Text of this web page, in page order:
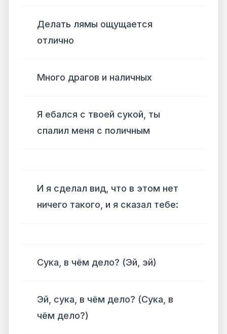
Делать лямы ощущается
отлично
Много драгов и наличных
Я ебался с твоей сукой, ты
спалил меня с поличным
И я сделал вид, что в этом нет
ничего такого, и я сказал тебе:
Сука, в чём дело? (Эй, эй)
Эй, сука, в чём дело? (Сука, в
чём дело?)